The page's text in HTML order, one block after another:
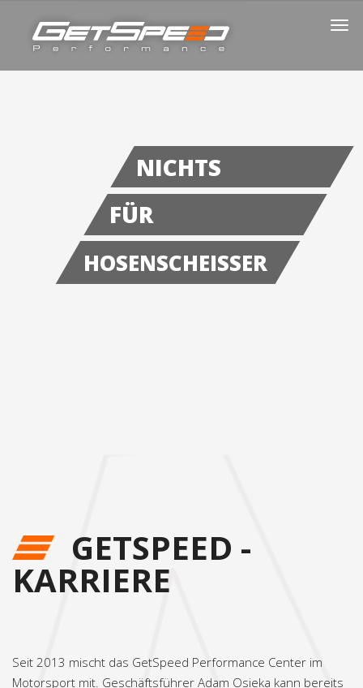
NICHTS
FÜR
HOSENSCHEISSER
GETSPEED -
KARRIERE
Seit 2013 mischt das GetSpeed Performance Center im
Motorsport mit. Geschäftsführer Adam Osieka kann bereits